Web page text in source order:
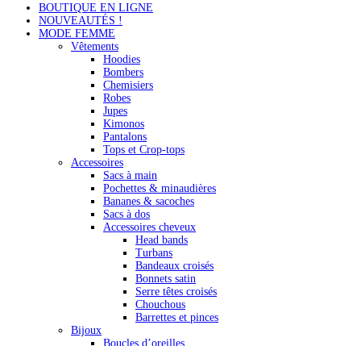
BOUTIQUE EN LIGNE
NOUVEAUTÉS !
MODE FEMME
Vêtements
Hoodies
Bombers
Chemisiers
Robes
Jupes
Kimonos
Pantalons
Tops et Crop-tops
Accessoires
Sacs à main
Pochettes & minaudières
Bananes & sacoches
Sacs à dos
Accessoires cheveux
Head bands
Turbans
Bandeaux croisés
Bonnets satin
Serre têtes croisés
Chouchous
Barrettes et pinces
Bijoux
Boucles d’oreilles